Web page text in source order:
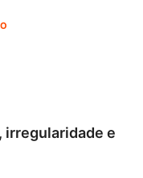
irregularidade e